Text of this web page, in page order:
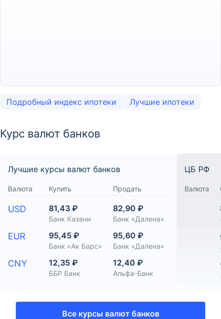
Подробный индекс ипотеки Лучшие ипотеки
Курс валют банков
Лучшие курсы валют банков
Валюта Купить Продать
USD 81,43 ₽
Банк Казани
82,90 ₽
Банк «Далена»
EUR 95,45 ₽
Банк «Ак Барс»
95,60 ₽
Банк «Далена»
CNY 12,35 ₽
ББР Банк
12,40 ₽
Альфа-Банк
ЦБ РФ
Валюта
Все курсы валют банков